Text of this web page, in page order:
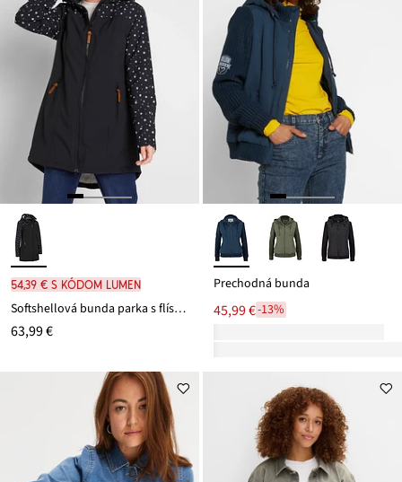
54,39 € s kódom LUMEN
Softshellová bunda parka s flísovou podšívkou
63,99 €
Prechodná bunda
45,99 €-13%